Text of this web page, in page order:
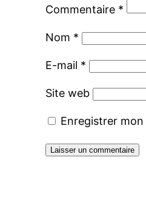
Commentaire *
Nom *
E-mail *
Site web
Enregistrer